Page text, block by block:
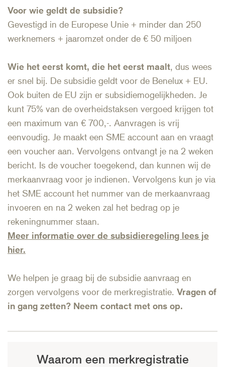
Voor wie geldt de subsidie?
Gevestigd in de Europese Unie + minder dan 250
werknemers + jaaromzet onder de € 50 miljoen
Wie het eerst komt, die het eerst maalt, dus wees
er snel bij. De subsidie geldt voor de Benelux + EU.
Ook buiten de EU zijn er subsidiemogelijkheden. Je
kunt 75% van de overheidstaksen vergoed krijgen tot
een maximum van € 700,-. Aanvragen is vrij
eenvoudig. Je maakt een SME account aan en vraagt
een voucher aan. Vervolgens ontvangt je na 2 weken
bericht. Is de voucher toegekend, dan kunnen wij de
merkaanvraag voor je indienen. Vervolgens kun je via
het SME account het nummer van de merkaanvraag
invoeren en na 2 weken zal het bedrag op je
rekeningnummer staan.
Meer informatie over de subsidieregeling lees je
hier.
We helpen je graag bij de subsidie aanvraag en
zorgen vervolgens voor de merkregistratie. Vragen of
in gang zetten? Neem contact met ons op.
Waarom een merkregistratie